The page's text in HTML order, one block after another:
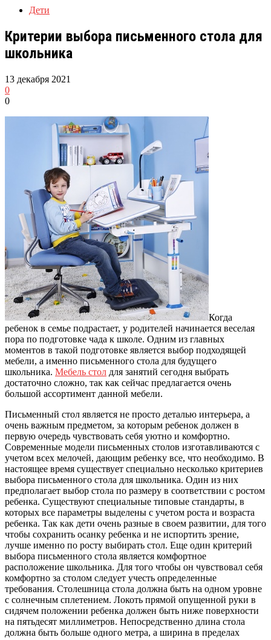
Дети
Критерии выбора письменного стола для
школьника
13 декабря 2021
0
0
Когда
ребенок в семье подрастает, у родителей начинается веселая
пора по подготовке чада к школе. Одним из главных
моментов в такой подготовке является выбор подходящей
мебели, а именно письменного стола для будущего
школьника. Мебель стол для занятий сегодня выбрать
достаточно сложно, так как сейчас предлагается очень
большой ассортимент данной мебели.
Письменный стол является не просто деталью интерьера, а
очень важным предметом, за которым ребенок должен в
первую очередь чувствовать себя уютно и комфортно.
Современные модели письменных столов изготавливаются с
учетом всех мелочей, дающим ребенку все, что необходимо. В
настоящее время существует специально несколько критериев
выбора письменного стола для школьника. Один из них
предполагает выбор стола по размеру в соответствии с ростом
ребенка. Существуют специальные типовые стандарты, в
которых все параметры выделены с учетом роста и возраста
ребенка. Так как дети очень разные в своем развитии, для того
чтобы сохранить осанку ребенка и не испортить зрение,
лучше именно по росту выбирать стол. Еще один критерий
выбора письменного стола является комфортное
расположение школьника. Для того чтобы он чувствовал себя
комфортно за столом следует учесть определенные
требования. Столешница стола должна быть на одном уровне
с солнечным сплетением. Локоть прямой опущенной руки в
сидячем положении ребенка должен быть ниже поверхности
на пятьдесят миллиметров. Непосредственно длина стола
должна быть больше одного метра, а ширина в пределах